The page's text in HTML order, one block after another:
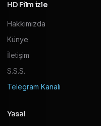
HD Film izle
Hakkımızda
Künye
İletişim
S.S.S.
Telegram Kanalı
Yasal